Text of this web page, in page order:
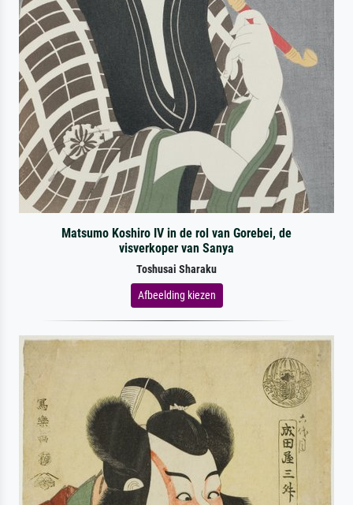
Matsumo Koshiro IV in de rol van Gorebei, de
visverkoper van Sanya
Toshusai Sharaku
Afbeelding kiezen